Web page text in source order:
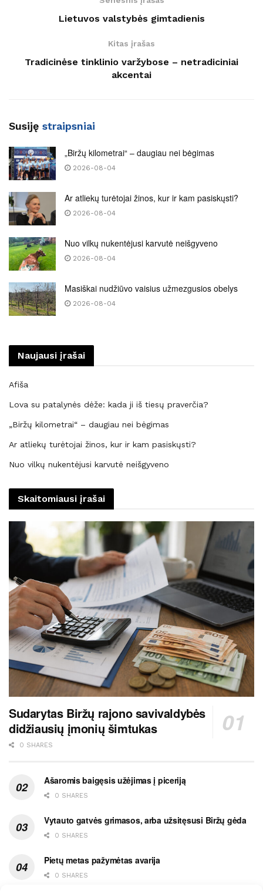
Lietuvos valstybės gimtadienis
Kitas įrašas
Tradicinėse tinklinio varžybose – netradiciniai
akcentai
Susiję straipsniai
„Biržų kilometrai“ – daugiau nei bėgimas
2026-08-04
Ar atliekų turėtojai žinos, kur ir kam pasiskųsti?
2026-08-04
Nuo vilkų nukentėjusi karvutė neišgyveno
2026-08-04
Masiškai nudžiūvo vaisius užmezgusios obelys
2026-08-04
Naujausi įrašai
Afiša
Lova su patalynės dėže: kada ji iš tiesų praverčia?
„Biržų kilometrai“ – daugiau nei bėgimas
Ar atliekų turėtojai žinos, kur ir kam pasiskųsti?
Nuo vilkų nukentėjusi karvutė neišgyveno
Skaitomiausi įrašai
Sudarytas Biržų rajono savivaldybės
didžiausių įmonių šimtukas
0 SHARES
Ašaromis baigęsis užėjimas į piceriją
0 SHARES
Vytauto gatvės grimasos, arba užsitęsusi Biržų gėda
0 SHARES
Pietų metas pažymėtas avarija
0 SHARES